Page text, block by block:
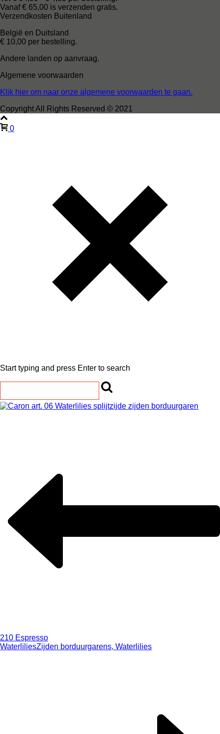
Vanaf € 65,00 is verzenden gratis.
Verzendkosten Buitenland
België en Duitsland
€ 10,00 per bestelling.
Andere landen op aanvraag.
Algemene voorwaarden
Klik hier om naar onze algemene voorwaarden te gaan.
Copyright All Rights Reserved © 2021
0
Start typing and press Enter to search
210 Espresso
WaterliliesZijden borduurgarens, Waterlilies